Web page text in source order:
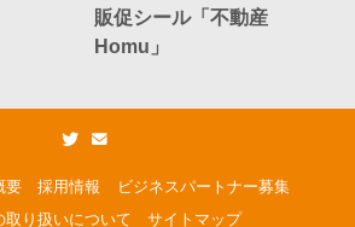
販促シール「不動産
Homu」
要 採用情報
ビジネスパートナー募集
取り扱いについて
サイトマップ